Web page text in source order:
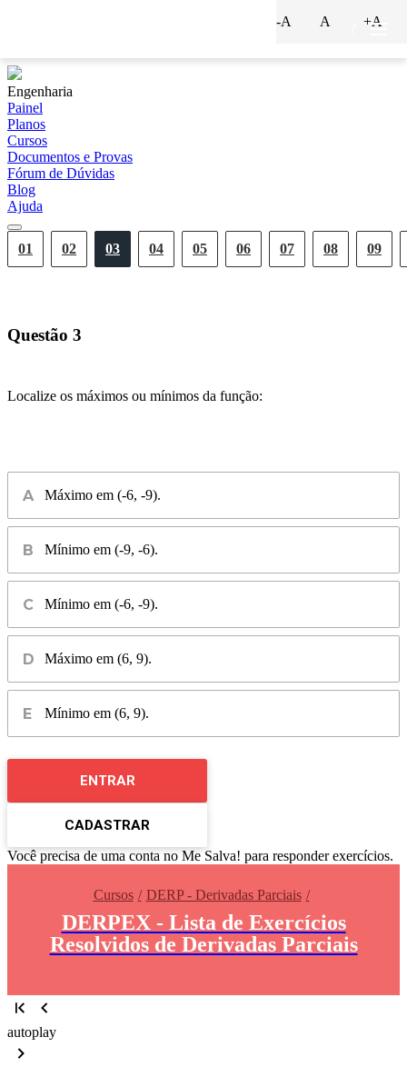
Engenharia
Painel
Planos
Cursos
Documentos e Provas
Fórum de Dúvidas
Blog
Ajuda
01 02 03 04 05 06 07 08 09
-A A +A
Questão 3
Localize os máximos ou mínimos da função:
Máximo em (-6, -9).
Mínimo em (-9, -6).
Mínimo em (-6, -9).
Máximo em (6, 9).
Mínimo em (6, 9).
ENTRAR
CADASTRAR
Você precisa de uma conta no Me Salva! para responder exercícios.
Cursos DERP - Derivadas Parciais
DERPEX - Lista de Exercícios
Resolvidos de Derivadas Parciais
autoplay